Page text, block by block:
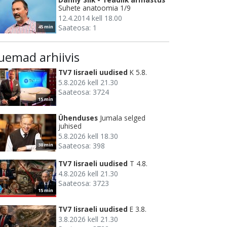
45 min
Suhete anatoomia 1/9
12.4.2014 kell 18.00
Saateosa: 1
arhiivis
15 min
TV7 Iisraeli uudised K 5.8.
5.8.2026 kell 21.30
Saateosa: 3724
30 min
Ühenduses Jumala selged
juhised
5.8.2026 kell 18.30
Saateosa: 398
15 min
TV7 Iisraeli uudised T 4.8.
4.8.2026 kell 21.30
Saateosa: 3723
TV7 Iisraeli uudised E 3.8.
3.8.2026 kell 21.30